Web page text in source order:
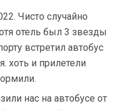
Чисто случайно
отель был 3 звезды
встретил автобус
хоть и прилетели
нас на автобусе от